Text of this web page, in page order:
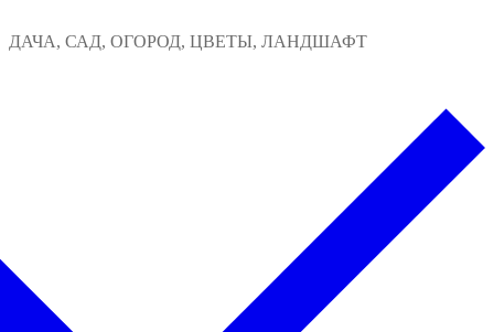
к
ДАЧА, САД, ОГОРОД, ЦВЕТЫ, ЛАНДШАФТ